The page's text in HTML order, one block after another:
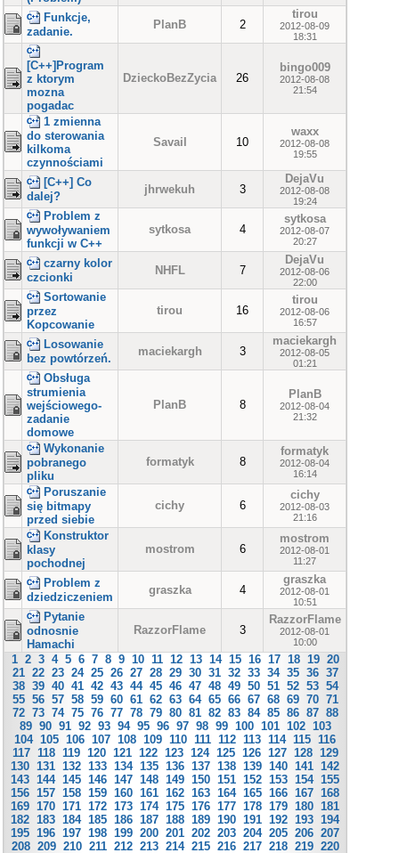
Funkcje,
zadanie.
PlanB 2
tirou
2012-08-09
18:31
[C++]Program
z ktorym
mozna
pogadac
DzieckoBezZycia 26
bingo009
2012-08-08
21:54
1 zmienna
do sterowania
kilkoma
czynnościami
Savail 10
waxx
2012-08-08
19:55
[C++] Co
dalej?
jhrwekuh 3
DejaVu
2012-08-08
19:24
Problem z
wywoływaniem
funkcji w C++
sytkosa 4
sytkosa
2012-08-07
20:27
czarny kolor
czcionki
NHFL 7
DejaVu
2012-08-06
22:00
Sortowanie
przez
Kopcowanie
tirou 16
tirou
2012-08-06
16:57
Losowanie
bez powtórzeń.
maciekargh 3
maciekargh
2012-08-05
01:21
Obsługa
strumienia
wejściowego-
zadanie
domowe
PlanB 8
PlanB
2012-08-04
21:32
Wykonanie
pobranego
pliku
formatyk 8
formatyk
2012-08-04
16:14
Poruszanie
się bitmapy
przed siebie
cichy 6
cichy
2012-08-03
21:16
Konstruktor
klasy
pochodnej
mostrom 6
mostrom
2012-08-01
11:27
Problem z
dziedziczeniem
graszka 4
graszka
2012-08-01
10:51
Pytanie
odnosnie
Hamachi
RazzorFlame 3
RazzorFlame
2012-08-01
10:00
1 2 3 4 5 6 7 8 9 10 11 12 13 14 15 16 17 18 19 20
21 22 23 24 25 26 27 28 29 30 31 32 33 34 35 36 37
38 39 40 41 42 43 44 45 46 47 48 49 50 51 52 53 54
55 56 57 58 59 60 61 62 63 64 65 66 67 68 69 70 71
72 73 74 75 76 77 78 79 80 81 82 83 84 85 86 87 88
89 90 91 92 93 94 95 96 97 98 99 100 101 102 103
104 105 106 107 108 109 110 111 112 113 114 115 116
117 118 119 120 121 122 123 124 125 126 127 128 129
130 131 132 133 134 135 136 137 138 139 140 141 142
143 144 145 146 147 148 149 150 151 152 153 154 155
156 157 158 159 160 161 162 163 164 165 166 167 168
169 170 171 172 173 174 175 176 177 178 179 180 181
182 183 184 185 186 187 188 189 190 191 192 193 194
195 196 197 198 199 200 201 202 203 204 205 206 207
208 209 210 211 212 213 214 215 216 217 218 219 220